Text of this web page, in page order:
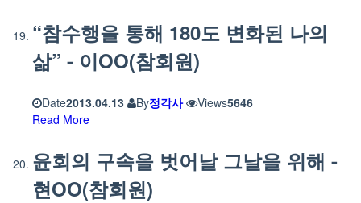
“참수행을 통해 180도 변화된 나의
삶” - 이OO(참회원)
Date2013.04.13 By정각사 Views5646
Read More
윤회의 구속을 벗어날 그날을 위해 -
현OO(참회원)